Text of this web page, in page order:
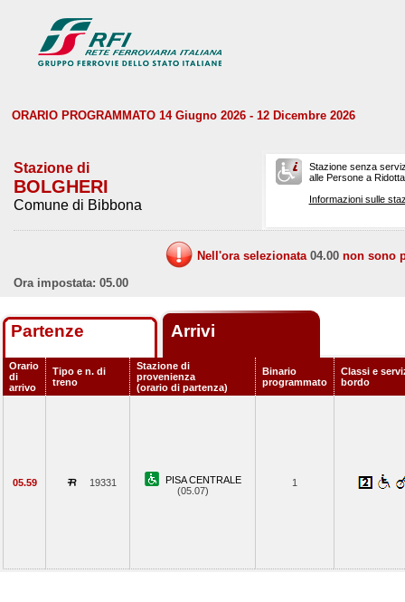
ORARIO PROGRAMMATO 14 Giugno 2026 - 12 Dicembre 2026
Stazione di
BOLGHERI
Comune di Bibbona
Stazione senza
alle Persone a
Informazioni sulle
Nell'ora selezionata 04.00 non sono
Ora impostata: 05.00
Partenze Arrivi
Orario
di
arrivo
Tipo e n. di
treno
Stazione di
provenienza
(orario di partenza)
Binario
programmato
Classi e
bordo
05.59 19331
PISA CENTRALE
(05.07)
1